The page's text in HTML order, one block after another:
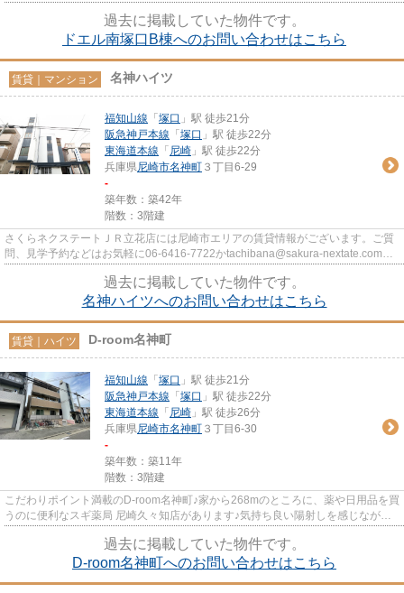
過去に掲載していた物件です。
ドエル南塚口B棟へのお問い合わせはこちら
賃貸｜マンション 名神ハイツ
福知山線 「 塚口 」駅 徒歩21分
阪急神戸本線 「 塚口 」駅 徒歩22分
東海道本線 「 尼崎 」駅 徒歩22分
兵庫県尼崎市名神町 ３丁目6-29
-
築年数：築42年
階数：3階建
さくらネクステートＪＲ立花店には尼崎市エリアの賃貸情報がございます。ご質
問、見学予約などはお気軽に06-6416-7722かtachibana@sakura-nextate.comま
過去に掲載していた物件です。
名神ハイツへのお問い合わせはこちら
賃貸｜ハイツ D-room名神町
福知山線 「 塚口 」駅 徒歩21分
阪急神戸本線 「 塚口 」駅 徒歩22分
東海道本線 「 尼崎 」駅 徒歩26分
兵庫県尼崎市名神町 ３丁目6-30
-
築年数：築11年
階数：3階建
こだわりポイント満載のD-room名神町♪家から268mのところに、薬や日用品を買
うのに便利なスギ薬局 尼崎久々知店があります♪気持ち良い陽射しを感じながら
過去に掲載していた物件です。
D-room名神町へのお問い合わせはこちら